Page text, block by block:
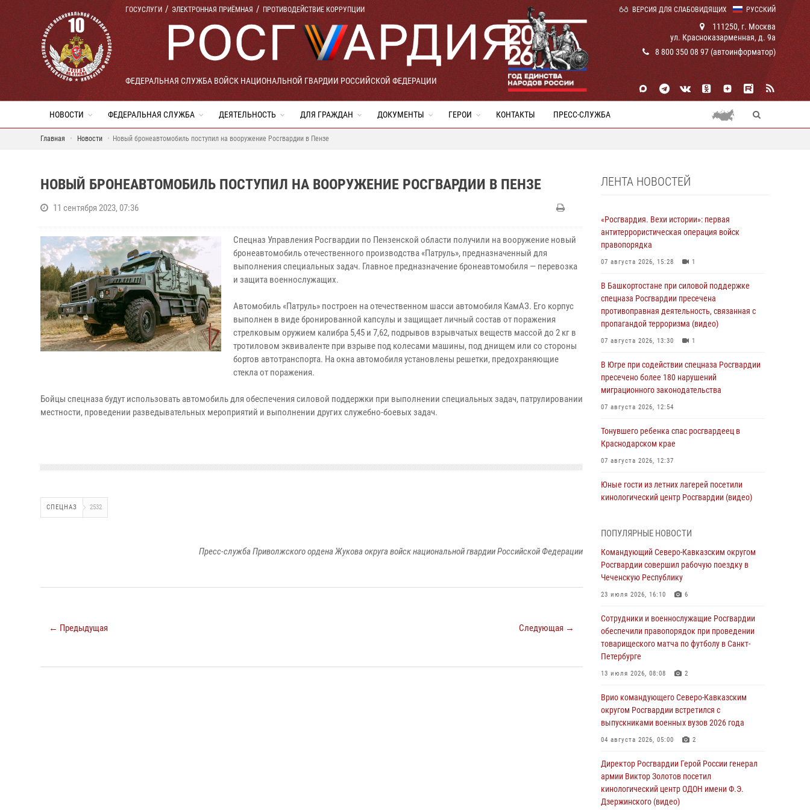
РУССКИЙ
ГОСУСЛУГИ ЭЛЕКТРОННАЯ ПРИЁМНАЯ ПРОТИВОДЕЙСТВИЕ КОРРУПЦИИ ВЕРСИЯ ДЛЯ СЛАБОВИДЯЩИХ
ФЕДЕРАЛЬНАЯ СЛУЖБА ВОЙСК НАЦИОНАЛЬНОЙ ГВАРДИИ РОССИЙСКОЙ ФЕДЕРАЦИИ
111250, г. Москва
ул. Красноказарменная, д. 9а
8 800 350 08 97 (автоинформатор)
НОВОСТИ ФЕДЕРАЛЬНАЯ СЛУЖБА ДЕЯТЕЛЬНОСТЬ ДЛЯ ГРАЖДАН ДОКУМЕНТЫ ГЕРОИ КОНТАКТЫ ПРЕСС-СЛУЖБА
Главная Новости Новый бронеавтомобиль поступил на вооружение Росгвардии в Пензе
НОВЫЙ БРОНЕАВТОМОБИЛЬ ПОСТУПИЛ НА ВООРУЖЕНИЕ РОСГВАРДИИ В ПЕНЗЕ
11 сентября 2023, 07:36
Спецназ Управления Росгвардии по Пензенской области получили на вооружение новый
бронеавтомобиль отечественного производства «Патруль», предназначенный для
выполнения специальных задач. Главное предназначение бронеавтомобиля — перевозка
и защита военнослужащих.
Автомобиль «Патруль» построен на отечественном шасси автомобиля КамАЗ. Его корпус
выполнен в виде бронированной капсулы и защищает личный состав от поражения
стрелковым оружием калибра 5,45 и 7,62, подрывов взрывчатых веществ массой до 2 кг в
тротиловом эквиваленте при взрыве под колесами машины, под днищем или со стороны
бортов автотранспорта. На окна автомобиля установлены решетки, предохраняющие
стекла от поражения.
Бойцы спецназа будут использовать автомобиль для обеспечения силовой поддержки при выполнении специальных задач, патрулировании
местности, проведении разведывательных мероприятий и выполнении других служебно-боевых задач.
СПЕЦНАЗ 2532
Пресс-служба Приволжского ордена Жукова округа войск национальной гвардии Российской Федерации
← Предыдущая Следующая →
ЛЕНТА НОВОСТЕЙ
«Росгвардия. Вехи истории»: первая
антитеррористическая операция войск
правопорядка
07 августа 2026, 15:28 1
В Башкортостане при силовой поддержке
спецназа Росгвардии пресечена
противоправная деятельность, связанная с
пропагандой терроризма (видео)
07 августа 2026, 13:30 1
В Югре при содействии спецназа Росгвардии
пресечено более 180 нарушений
миграционного законодательства
07 августа 2026, 12:54
Тонувшего ребенка спас росгвардеец в
Краснодарском крае
07 августа 2026, 12:37
Юные гости из летних лагерей посетили
кинологический центр Росгвардии (видео)
Ветеран войск правопорядка генерал-майор
Иван Пияшев – герой выпуска «Легенды
армии с Александром Маршалом»
07 августа 2026, 12:00
округу Росгвардии и ветераны военной
контрразведки почтили память Николая
Кузнецова
07 августа 2026, 12:00
подняться на крышу Смольного собора в
Санкт-Петербурге (видео)
07 августа 2026, 11:34 3 1
основам взрывобезопасности
07 августа 2026, 11:33
Рэпер ST посетил раненых росгвардейцев в
ПОПУЛЯРНЫЕ НОВОСТИ
Командующий Северо-Кавказским округом
Росгвардии совершил рабочую поездку в
Чеченскую Республику
23 июля 2026, 16:10 6
Сотрудники и военнослужащие Росгвардии
обеспечили правопорядок при проведении
товарищеского матча по футболу в Санкт-
Петербурге
13 июля 2026, 08:08 2
Врио командующего Северо-Кавказским
округом Росгвардии встретился с
выпускниками военных вузов 2026 года
04 августа 2026, 05:00 2
Директор Росгвардии Герой России генерал
армии Виктор Золотов посетил
кинологический центр ОДОН имени Ф.Э.
Дзержинского (видео)